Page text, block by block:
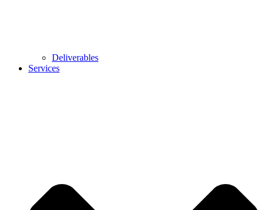
Deliverables
Services